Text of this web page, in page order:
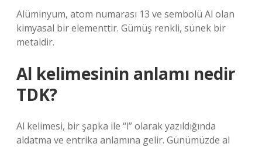
Alüminyum, atom numarası 13 ve sembolü Al olan
kimyasal bir elementtir. Gümüş renkli, sünek bir
metaldir.
Al kelimesinin anlamı nedir
TDK?
Al kelimesi, bir şapka ile “l” olarak yazıldığında
aldatma ve entrika anlamına gelir. Günümüzde al